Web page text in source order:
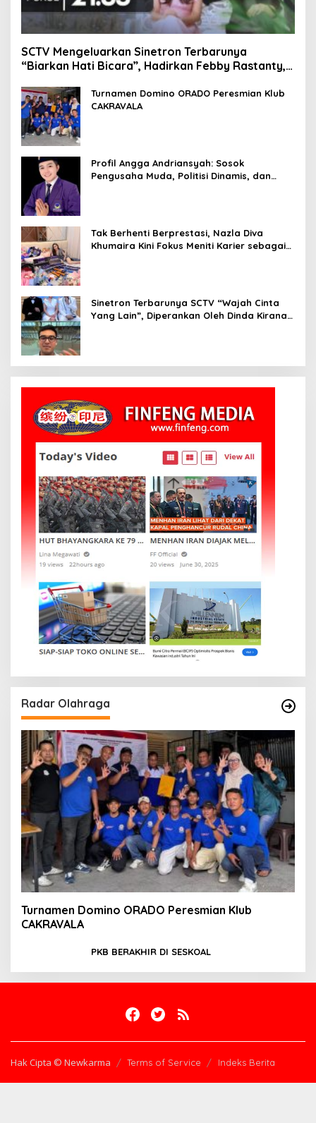
SCTV Mengeluarkan Sinetron Terbarunya
“Biarkan Hati Bicara”, Hadirkan Febby Rastanty,
Turnamen Domino ORADO Peresmian Klub
CAKRAVALA
Profil Angga Andriansyah: Sosok
Pengusaha Muda, Politisi Dinamis, dan
Tak Berhenti Berprestasi, Nazla Diva
Khumaira Kini Fokus Meniti Karier sebagai
Sinetron Terbarunya SCTV “Wajah Cinta
Yang Lain”, Diperankan Oleh Dinda Kirana,
Radar Olahraga
Turnamen Domino ORADO Peresmian Klub
CAKRAVALA
PKB BERAKHIR DI SESKOAL
Hak Cipta © Newkarma Terms of Service Indeks Berita